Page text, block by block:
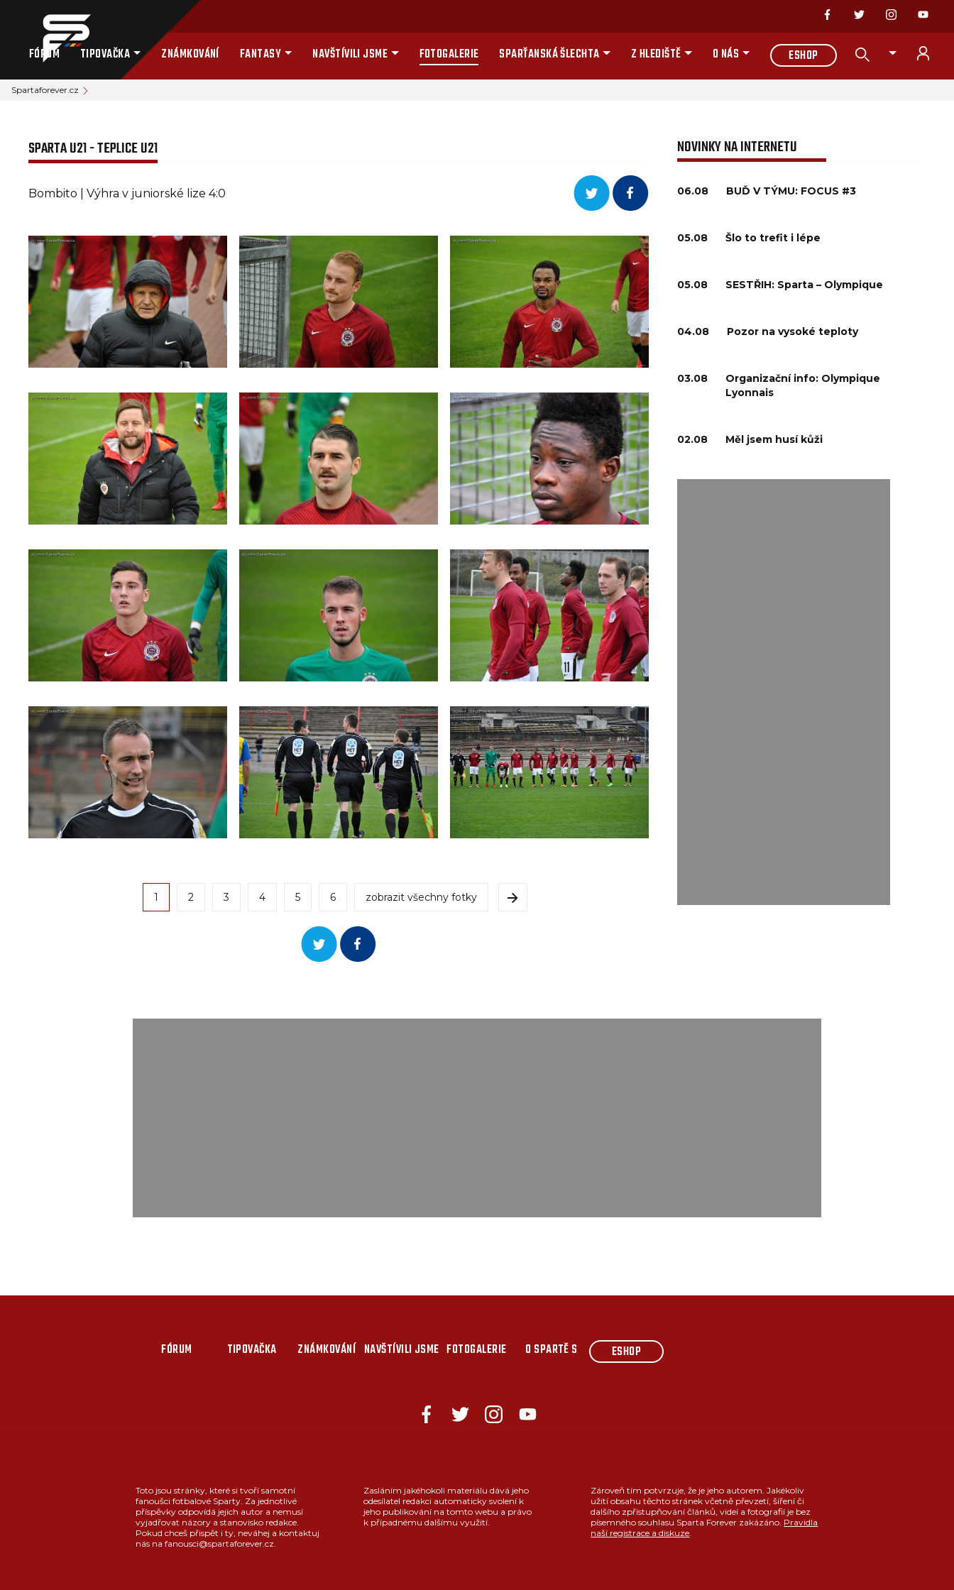
FÓRUM TIPOVAČKA ZNÁMKOVÁNÍ FANTASY NAVŠTÍVILI JSME FOTOGALERIE SPARŤANSKÁ ŠLECHTA Z HLEDIŠTĚ O NÁS ESHOP
Spartaforever.cz
SPARTA U21 - TEPLICE U21
Bombito | Výhra v juniorské lize 4:0
1 2 3 4 5 6 zobrazit všechny fotky
NOVINKY NA INTERNETU
06.08 BUĎ V TÝMU: FOCUS #3
05.08 Šlo to trefit i lépe
05.08 SESTŘIH: Sparta – Olympique
04.08 Pozor na vysoké teploty
03.08
Organizační info: Olympique
Lyonnais
02.08 Měl jsem husí kůži
FÓRUM TIPOVAČKA ZNÁMKOVÁNÍ NAVŠTÍVILI JSME FOTOGALERIE O SPARTĚ S ESHOP
Toto jsou stránky, které si tvoří samotní
fanoušci fotbalové Sparty. Za jednotlivé
příspěvky odpovídá jejich autor a nemusí
vyjadřovat názory a stanovisko redakce.
Pokud chceš přispět i ty, neváhej a kontaktuj
nás na fanousci@spartaforever.cz.
Zasláním jakéhokoli materiálu dává jeho
odesílatel redakci automaticky svolení k
jeho publikování na tomto webu a právo
k případnému dalšímu využití.
Zároveň tím potvrzuje, že je jeho autorem. Jakékoliv
užití obsahu těchto stránek včetně převzetí, šíření či
dalšího zpřístupňování článků, videí a fotografií je bez
písemného souhlasu Sparta Forever zakázáno. Pravidla
naší registrace a diskuze